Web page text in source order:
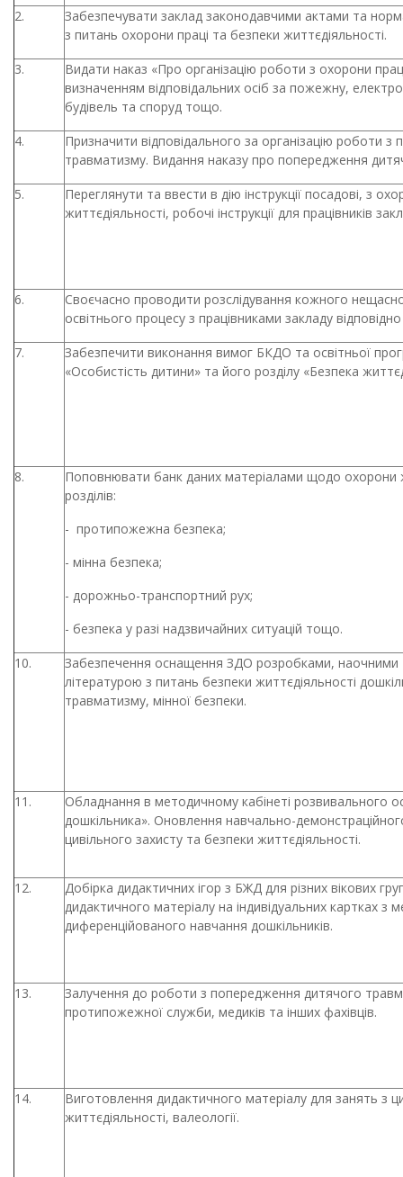
2.
Забезпечувати заклад законодавчими актами та
з питань охорони праці та безпеки життєдіяльності.
3.
Видати наказ «Про організацію роботи з охорони
визначенням відповідальних осіб за пожежну,
будівель та споруд тощо.
4.
Призначити відповідального за організацію роботи з
травматизму. Видання наказу про попередження
5.
Переглянути та ввести в дію інструкції посадові, з
життєдіяльності, робочі інструкції для працівників
6.
Своєчасно проводити розслідування кожного
освітнього процесу з працівниками закладу
7.
Забезпечити виконання вимог БКДО та освітньої
«Особистість дитини» та його розділу «Безпека
8.
Поповнювати банк даних матеріалами щодо охорони
розділів:
- протипожежна безпека;
- мінна безпека;
- дорожньо-транспортний рух;
- безпека у разі надзвичайних ситуацій тощо.
10.
Забезпечення оснащення ЗДО розробками, наочними
літературою з питань безпеки життєдіяльності
травматизму, мінної безпеки.
11.
Обладнання в методичному кабінеті розвивального
дошкільника». Оновлення навчально-
цивільного захисту та безпеки життєдіяльності.
12.
Добірка дидактичних ігор з БЖД для різних вікових
дидактичного матеріалу на індивідуальних картках з
диференційованого навчання дошкільників.
13.
Залучення до роботи з попередження дитячого
протипожежної служби, медиків та інших фахівців.
14.
Виготовлення дидактичного матеріалу для занять з
життєдіяльності, валеології.